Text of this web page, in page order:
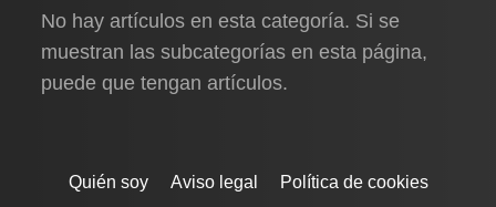
No hay artículos en esta categoría. Si se
muestran las subcategorías en esta página,
puede que tengan artículos.
Quién soy Aviso legal Política de cookies